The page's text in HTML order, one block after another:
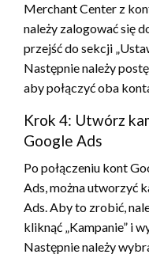
Merchant Center z
należy zalogować się
przejść do sekcji
Następnie należy
aby połączyć oba
Krok 4: Utwórz
Google Ads
Po połączeniu kont
Ads, można utworzyć
Ads. Aby to zrobić,
kliknąć „Kampanie” i
Następnie należy